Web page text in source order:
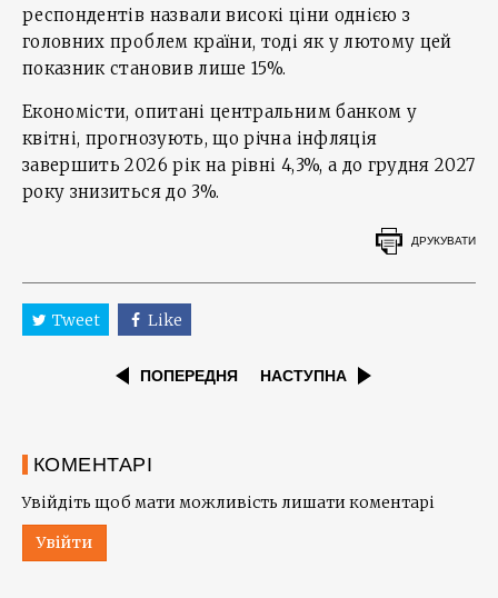
респондентів назвали високі ціни однією з
головних проблем країни, тоді як у лютому цей
показник становив лише 15%.
Економісти, опитані центральним банком у
квітні, прогнозують, що річна інфляція
завершить 2026 рік на рівні 4,3%, а до грудня 2027
року знизиться до 3%.
ДРУКУВАТИ
Tweet Like
ПОПЕРЕДНЯ НАСТУПНА
КОМЕНТАРІ
Увійдіть щоб мати можливість лишати коментарі
Увійти